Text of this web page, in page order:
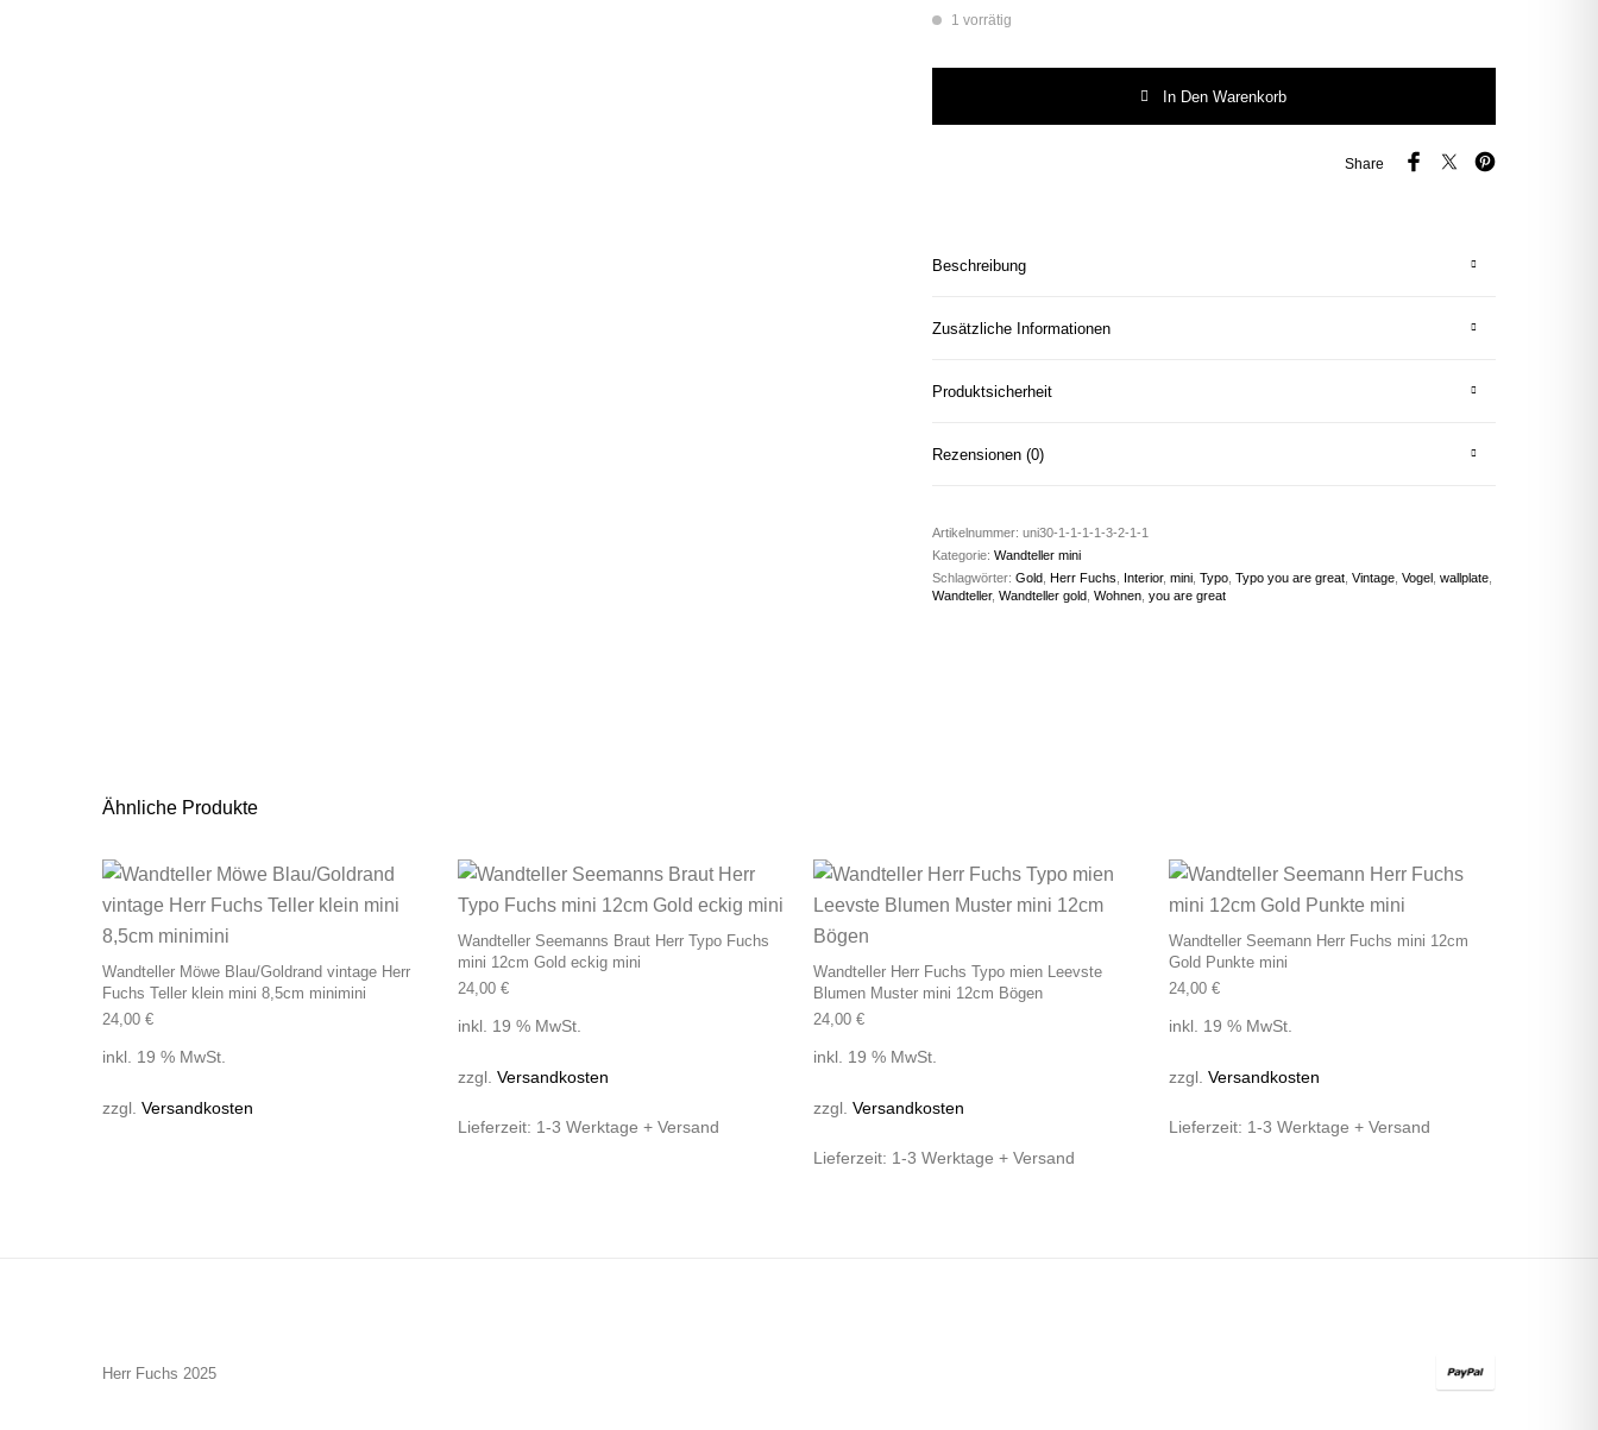
1 vorrätig
In Den Warenkorb
Share
Beschreibung
Zusätzliche Informationen
Produktsicherheit
Rezensionen (0)
Artikelnummer: uni30-1-1-1-1-3-2-1-1
Kategorie: Wandteller mini
Schlagwörter: Gold, Herr Fuchs Interior, mini, Typo, Typo you are great, Vintage, Vogel, wallplate,
Wandteller, Wandteller gold, Wohnen, you are great
Ähnliche Produkte
Wandteller Möwe Blau/Goldrand vintage Herr
Fuchs Teller klein mini 8,5cm minimini
24,00 €
inkl. 19 % MwSt.
zzgl. Versandkosten
Wandteller Seemanns Braut Herr Typo Fuchs
mini 12cm Gold eckig mini
24,00 €
inkl. 19 % MwSt.
zzgl. Versandkosten
Lieferzeit: 1-3 Werktage + Versand
Wandteller Herr Fuchs Typo mien Leevste
Blumen Muster mini 12cm Bögen
24,00 €
inkl. 19 % MwSt.
zzgl. Versandkosten
Lieferzeit: 1-3 Werktage + Versand
Wandteller Seemann Herr Fuchs mini 12cm
Gold Punkte mini
24,00 €
inkl. 19 % MwSt.
zzgl. Versandkosten
Lieferzeit: 1-3 Werktage + Versand
Herr Fuchs 2025